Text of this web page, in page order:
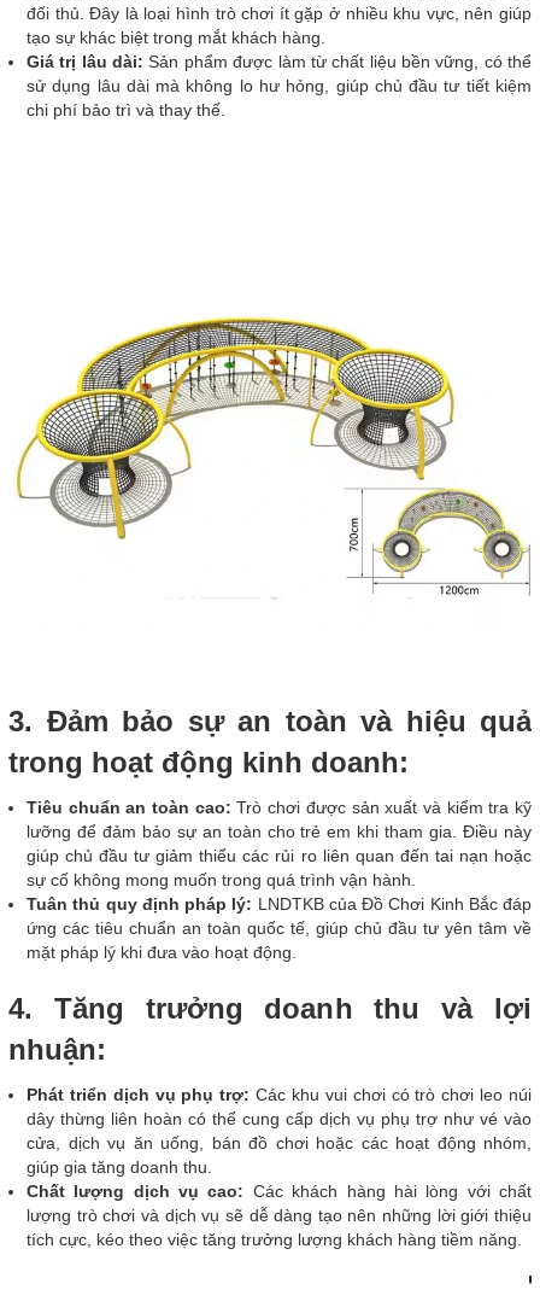
đối thủ. Đây là loại hình trò chơi ít gặp ở nhiều khu vực, nên giúp
tạo sự khác biệt trong mắt khách hàng.
Giá trị lâu dài: Sản phẩm được làm từ chất liệu bền vững, có thể
sử dụng lâu dài mà không lo hư hỏng, giúp chủ đầu tư tiết kiệm
chi phí bảo trì và thay thế.
3. Đảm bảo sự an toàn và hiệu quả
trong hoạt động kinh doanh:
Tiêu chuẩn an toàn cao: Trò chơi được sản xuất và kiểm tra kỹ
lưỡng để đảm bảo sự an toàn cho trẻ em khi tham gia. Điều này
giúp chủ đầu tư giảm thiểu các rủi ro liên quan đến tai nạn hoặc
sự cố không mong muốn trong quá trình vận hành.
Tuân thủ quy định pháp lý: LNDTKB của Đồ Chơi Kinh Bắc đáp
ứng các tiêu chuẩn an toàn quốc tế, giúp chủ đầu tư yên tâm về
mặt pháp lý khi đưa vào hoạt động.
4. Tăng trưởng doanh thu và lợi
nhuận:
Phát triển dịch vụ phụ trợ: Các khu vui chơi có trò chơi leo núi
dây thừng liên hoàn có thể cung cấp dịch vụ phụ trợ như vé vào
cửa, dịch vụ ăn uống, bán đồ chơi hoặc các hoạt động nhóm,
giúp gia tăng doanh thu.
Chất lượng dịch vụ cao: Các khách hàng hài lòng với chất
lượng trò chơi và dịch vụ sẽ dễ dàng tạo nên những lời giới thiệu
tích cực, kéo theo việc tăng trưởng lượng khách hàng tiềm năng.